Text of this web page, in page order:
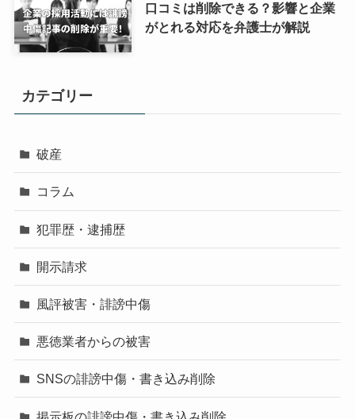
口コミは削除できる？影響と企業
がとれる対応を弁護士が解説
カテゴリー
破産
コラム
犯罪歴・逮捕歴
開示請求
風評被害・誹謗中傷
悪徳業者からの被害
SNSの誹謗中傷・書き込み削除